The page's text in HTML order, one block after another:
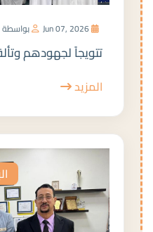
بواسطة
تتويجاً لجهودهم
المزيد